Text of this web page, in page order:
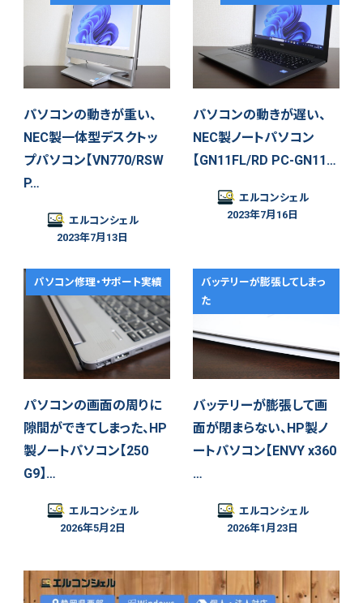
パソコンの動きが重い、
NEC製一体型デスクトッ
プパソコン【VN770/RSW
P…
エルコンシェル
2023年7月13日
パソコンの動きが遅い、
NEC製ノートパソコン
【GN11FL/RD PC-GN11…
エルコンシェル
2023年7月16日
パソコン修理・サポート実績
パソコンの画面の周りに
隙間ができてしまった、HP
製ノートパソコン【250
G9】…
エルコンシェル
2026年5月2日
バッテリーが膨張してしまっ
た
バッテリーが膨張して画
面が閉まらない、HP製ノ
ートパソコン【ENVY x360
…
エルコンシェル
2026年1月23日